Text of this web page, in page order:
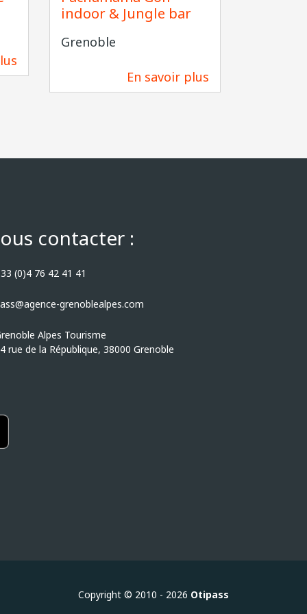
indoor & Jungle bar
Grenoble
En savoir plus
contacter :
(0)4 76 42 41 41
grenoblealpes.com
Alpes Tourisme
rue de la République, 38000 Grenoble
Copyright © 2010 - 2026 Otipass